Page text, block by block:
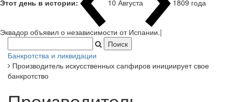
Этот день в истории: 10 Августа 180|
Банкротства и ликвидации
Производитель искусственных сапфиров инициирует свое
банкротство
Производитель